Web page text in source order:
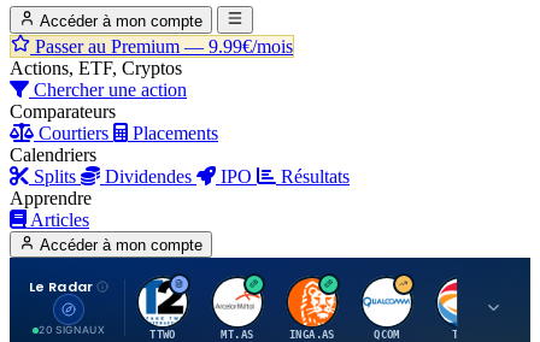
Accéder à mon compte
Passer au Premium — 9.99€/mois
Actions, ETF, Cryptos
Chercher une action
Comparateurs
Courtiers
Placements
Calendriers
Splits
Dividendes IPO
Résultats
Apprendre
Articles
Accéder à mon compte
Le Radar
20 SIGNAUX
T
TTWO
A
MT.AS
I
INGA.AS
Q
QCOM
T
TTE